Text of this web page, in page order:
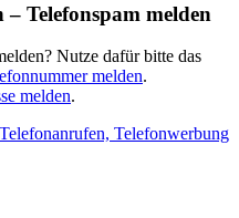
Telefonspam melden
Nutze dafür bitte das
melden.
melden.
Telefonwerbung